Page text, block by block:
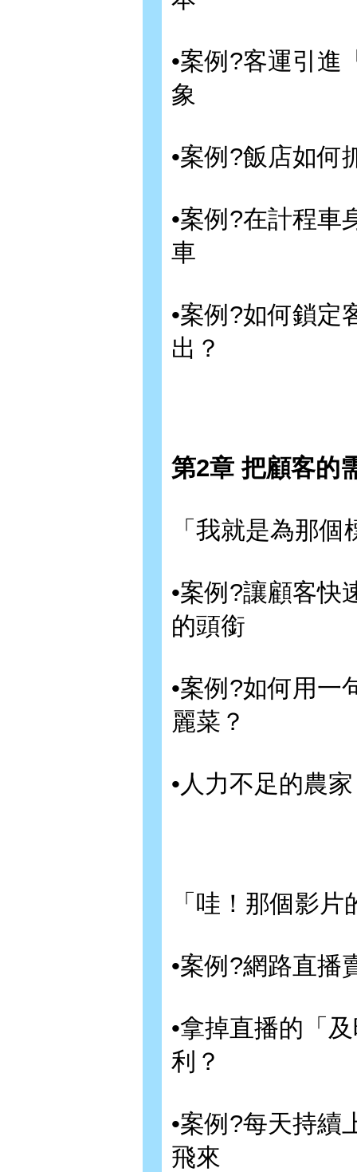
•案例?客運引進
象
•案例?飯店如何
•案例?在計程車
車
•案例?如何鎖定
出？
第2章 把顧客的
「我就是為那
•案例?讓顧客快
的頭銜
•案例?如何用一
麗菜？
•人力不足的農
「哇！那個影
•案例?網路直播
•拿掉直播的「
利？
•案例?每天持續
飛來